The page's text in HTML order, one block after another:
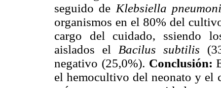
seguido de Klebsiella
organismos en el 80% del
cargo del cuidado, ssiendo
aislados el Bacilus subtilis
negativo (25,0%). Conclusión:
el hemocultivo del neonato y el